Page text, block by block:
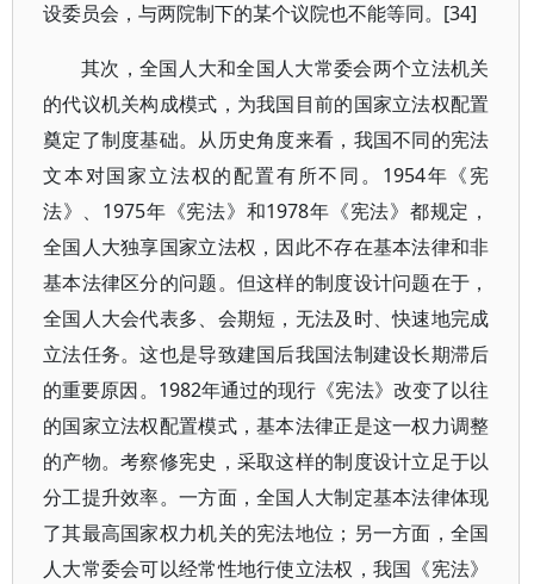
设委员会，与两院制下的某个议院也不能等同。[34]
其次，全国人大和全国人大常委会两个立法机关
的代议机关构成模式，为我国目前的国家立法权配置
奠定了制度基础。从历史角度来看，我国不同的宪法
文本对国家立法权的配置有所不同。1954年《宪
法》、1975年《宪法》和1978年《宪法》都规定，
全国人大独享国家立法权，因此不存在基本法律和非
基本法律区分的问题。但这样的制度设计问题在于，
全国人大会代表多、会期短，无法及时、快速地完成
立法任务。这也是导致建国后我国法制建设长期滞后
的重要原因。1982年通过的现行《宪法》改变了以往
的国家立法权配置模式，基本法律正是这一权力调整
的产物。考察修宪史，采取这样的制度设计立足于以
分工提升效率。一方面，全国人大制定基本法律体现
了其最高国家权力机关的宪法地位；另一方面，全国
人大常委会可以经常性地行使立法权，我国《宪法》